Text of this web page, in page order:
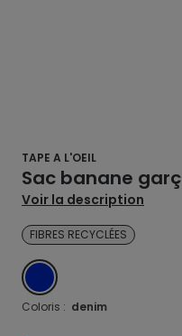
TAPE A L'OEIL
Sac banane
Voir la description
FIBRES RECYCLÉES
DENIM
Coloris : denim